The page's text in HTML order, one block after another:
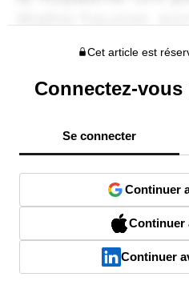
Cet article est
Connectez-
Se connecter
Continuer
Continuer
Continuer